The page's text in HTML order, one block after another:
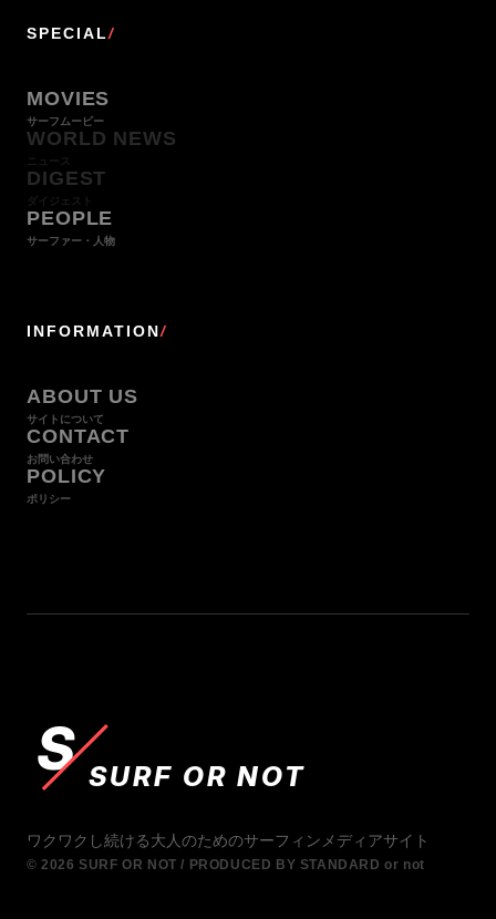
SPECIAL/
MOVIES
サーフムービー
WORLD NEWS
ニュース
DIGEST
ダイジェスト
PEOPLE
サーファー・人物
INFORMATION/
ABOUT US
サイトについて
CONTACT
お問い合わせ
POLICY
ポリシー
SURF OR NOT
S
ワクワクし続ける大人のためのサーフィンメディアサイト
© 2026 SURF OR NOT / PRODUCED BY STANDARD or not